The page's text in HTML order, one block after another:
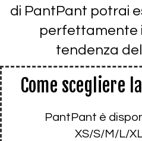
di PantPant potrai
perfettamente
tendenza
Come scegliere
PantPant è
XS/S/M/L/